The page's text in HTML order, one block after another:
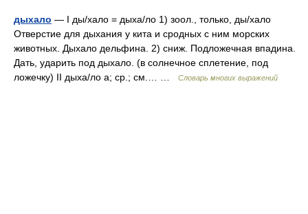
дыхало — I ды/хало = дыха/ло 1) зоол., только, ды/хало
Отверстие для дыхания у кита и сродных с ним морских
животных. Дыхало дельфина. 2) сниж. Подложечная впадина.
Дать, ударить под дыхало. (в солнечное сплетение, под
ложечку) II дыха/ло а; ср.; см.… …
Словарь многих выражений